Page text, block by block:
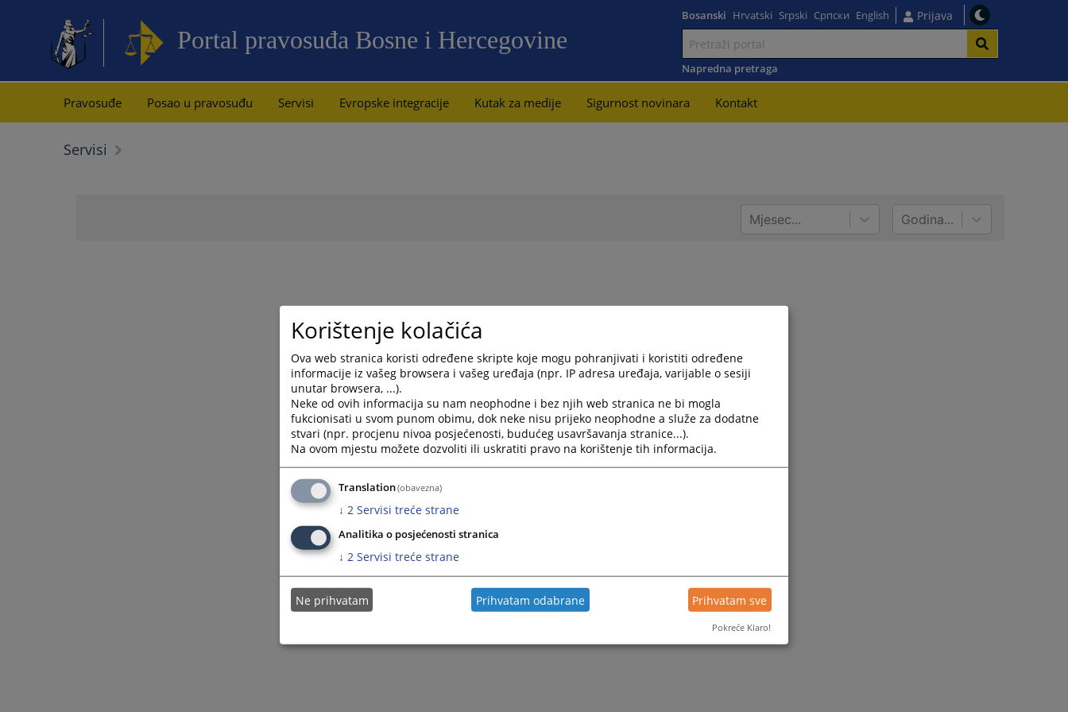
Portal pravosuđa Bosne i Hercegovine
sadržaj
Bosanski Hrvatski Srpski Српски English Prijava
Napredna pretraga
Pravosuđe Posao u pravosuđu Servisi Evropske integracije Kutak za medije Sigurnost novinara Kontakt
Servisi
Mjesec... Godina...
Trenutno nema vijesti
Korištenje kolačića
Ova web stranica koristi određene skripte koje mogu pohranjivati i koristiti određene
informacije iz vašeg browsera i vašeg uređaja (npr. IP adresa uređaja, varijable o sesiji
unutar browsera, ...).
Neke od ovih informacija su nam neophodne i bez njih web stranica ne bi mogla
fukcionisati u svom punom obimu, dok neke nisu prijeko neophodne a služe za dodatne
stvari (npr. procjenu nivoa posjećenosti, budućeg usavršavanja stranice...).
Na ovom mjestu možete dozvoliti ili uskratiti pravo na korištenje tih informacija.
Translation(obavezna)
↓ 2 Servisi treće strane
Analitika o posjećenosti stranica
↓ 2 Servisi treće strane
Ne prihvatam Prihvatam odabrane Prihvatam sve
Pokreće Klaro!